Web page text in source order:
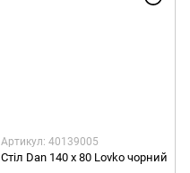
Артикул: 40139005
Стіл Dan 140 х 80 Lovko чорний